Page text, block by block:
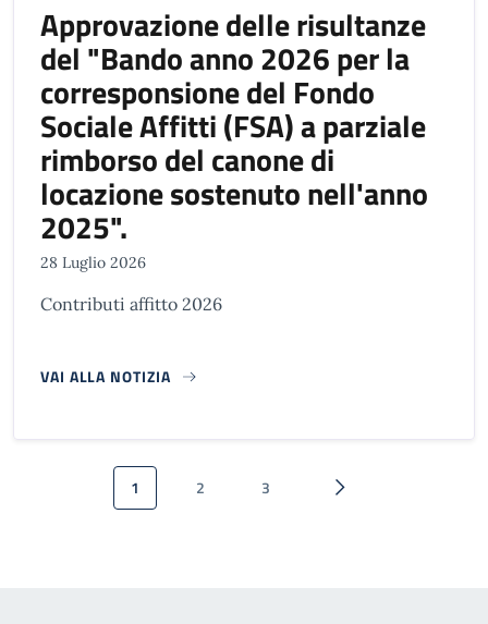
Approvazione delle risultanze
del "Bando anno 2026 per la
corresponsione del Fondo
Sociale Affitti (FSA) a parziale
rimborso del canone di
locazione sostenuto nell'anno
2025".
28 Luglio 2026
Contributi affitto 2026
VAI ALLA NOTIZIA
Paginazione
Pagina attuale
1 Pagina
2 Pagina
3 Pagina successiva